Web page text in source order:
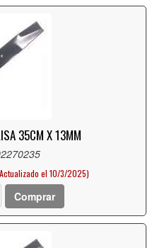
35CM X 13MM
el 10/3/2025)
Comprar